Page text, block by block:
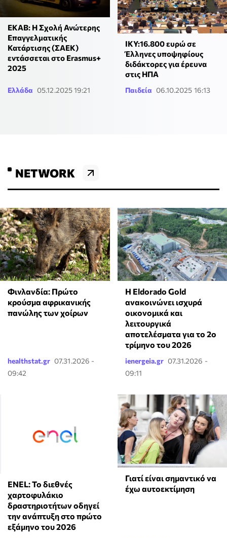
ΕΚΑΒ: Η Σχολή Ανώτερης
Επαγγελματικής
Κατάρτισης (ΣΑΕΚ)
εντάσσεται στο Erasmus+
2025
Ελλάδα 05.12.2025 19:21
ΙΚΥ:16.800 ευρώ σε
Έλληνες υποψηφίους
διδάκτορες για έρευνα
στις ΗΠΑ
Παιδεία 06.10.2025 16:13
NETWORK
Φινλανδία: Πρώτο
κρούσμα αφρικανικής
πανώλης των χοίρων
healthstat.gr 07.31.2026 -
09:42
Η Eldorado Gold
ανακοινώνει ισχυρά
οικονομικά και
λειτουργικά
αποτελέσματα για το 2ο
τρίμηνο του 2026
ienergeia.gr 07.31.2026 -
09:11
ENEL: Το διεθνές
χαρτοφυλάκιο
δραστηριοτήτων οδηγεί
την ανάπτυξη στο πρώτο
εξάμηνο του 2026
Γιατί είναι σημαντικό να
έχω αυτοεκτίμηση